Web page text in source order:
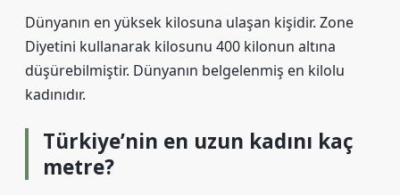
Dünyanın en yüksek kilosuna ulaşan kişidir. Zone
Diyetini kullanarak kilosunu 400 kilonun altına
düşürebilmiştir. Dünyanın belgelenmiş en kilolu
kadınıdır.
Türkiye’nin en uzun kadını kaç
metre?